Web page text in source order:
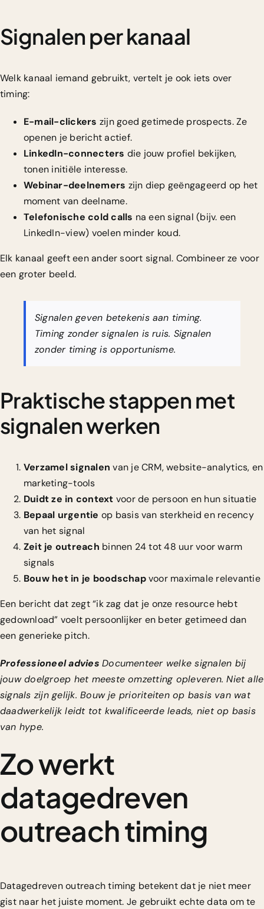
Signalen per kanaal
Welk kanaal iemand gebruikt, vertelt je ook iets over
timing:
E-mail-clickers zijn goed getimede prospects. Ze
openen je bericht actief.
LinkedIn-connecters die jouw profiel bekijken,
tonen initiële interesse.
Webinar-deelnemers zijn diep geëngageerd op het
moment van deelname.
Telefonische cold calls na een signal (bijv. een
LinkedIn-view) voelen minder koud.
Elk kanaal geeft een ander soort signal. Combineer ze voor
een groter beeld.
Signalen geven betekenis aan timing.
Timing zonder signalen is ruis. Signalen
zonder timing is opportunisme.
Praktische stappen met
signalen werken
Verzamel signalen van je CRM, website-analytics, en
marketing-tools
Duidt ze in context voor de persoon en hun situatie
Bepaal urgentie op basis van sterkheid en recency
van het signal
Zeit je outreach binnen 24 tot 48 uur voor warm
signals
Bouw het in je boodschapvoor maximale relevantie
Een bericht dat zegt “ik zag dat je onze resource hebt
gedownload” voelt persoonlijker en beter getimeed dan
een generieke pitch.
Professioneel advies Documenteer welke signalen bij
jouw doelgroep het meeste omzetting opleveren. Niet alle
signals zijn gelijk. Bouw je prioriteiten op basis van wat
daadwerkelijk leidt tot kwalificeerde leads, niet op basis
van hype.
Zo werkt
datagedreven
outreach timing
Datagedreven outreach timing betekent dat je niet meer
gist naar het juiste moment. Je gebruikt echte data om te